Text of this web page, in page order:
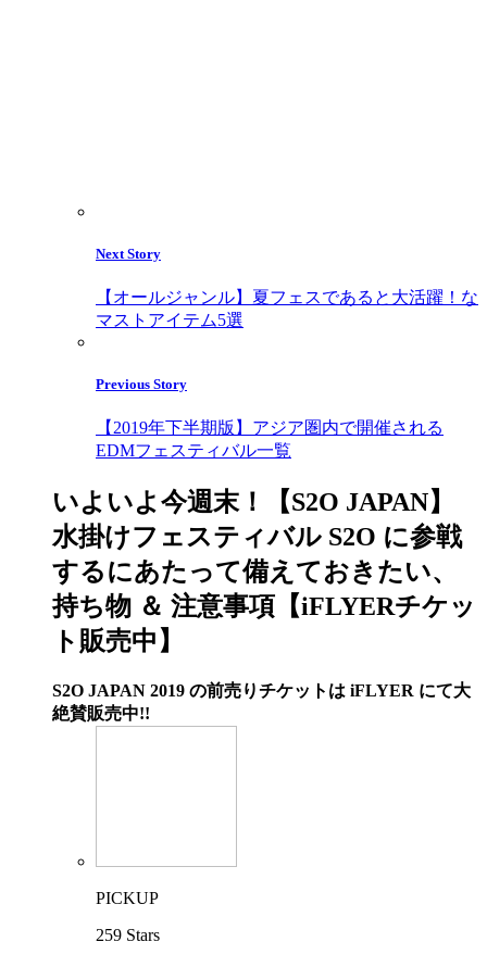
Next Story
【オールジャンル】夏フェスであると大活躍！な
マストアイテム5選
Previous Story
【2019年下半期版】アジア圏内で開催される
EDMフェスティバル一覧
いよいよ今週末！【S2O JAPAN】
水掛けフェスティバル S2O に参戦
するにあたって備えておきたい、
持ち物 ＆ 注意事項【iFLYERチケッ
ト販売中】
S2O JAPAN 2019 の前売りチケットは iFLYER にて大
絶賛販売中!!
PICKUP
259 Stars